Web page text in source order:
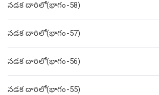
నడక దారిలో(భాగం-58)
నడక దారిలో(భాగం-57)
నడక దారిలో(భాగం-56)
నడక దారిలో(భాగం-55)